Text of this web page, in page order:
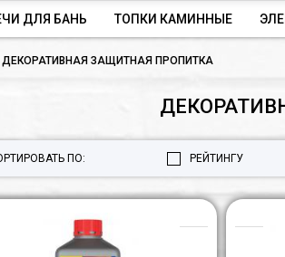
ДЛЯ БАНЬ ТОПКИ КАМИННЫЕ
ДЕКОРАТИВНАЯ ЗАЩИТНАЯ ПРОПИТКА
ПО: РЕЙТИНГУ